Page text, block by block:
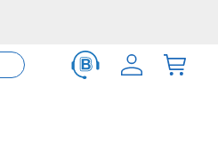
per te!